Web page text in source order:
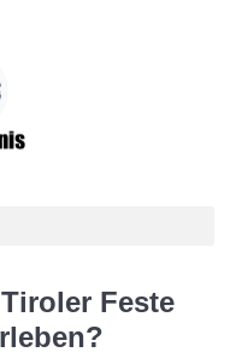
Feste